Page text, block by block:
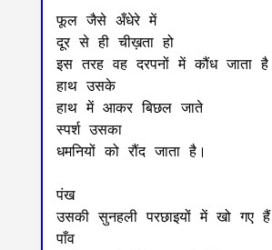
फूल जैसे अँधेरे में
दूर से ही चीख़ता हो
इस तरह वह दरपनों में कौंध जाता है
हाथ उसके
हाथ में आकर बिछल जाते
स्पर्श उसका
धमनियों को रौंद जाता है।
पंख
उसकी सुनहली परछाइयों में खो गए हैं
पाँव